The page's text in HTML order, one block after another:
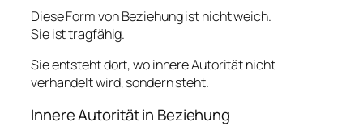
Diese Form von Beziehung ist nicht weich.
Sie ist tragfähig.
Sie entsteht dort, wo innere Autorität nicht
verhandelt wird, sondern steht.
Innere Autorität in Beziehung